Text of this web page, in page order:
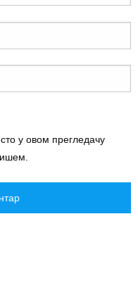
у овом прегледачу